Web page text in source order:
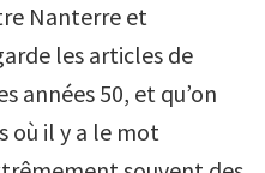
Nanterre et
les articles de
années 50, et qu’on
où il y a le mot